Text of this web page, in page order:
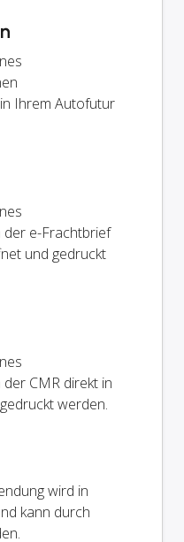
Ihrem Autofutur
e-Frachtbrief
und gedruckt
CMR direkt in
werden.
wird in
kann durch